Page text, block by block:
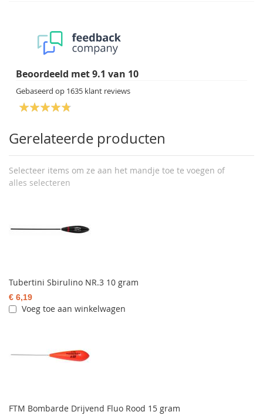
Beoordeeld met9.1 van 10
Gebaseerd op 1635 klant reviews
Gerelateerde producten
Selecteer items om ze aan het mandje toe te voegen of
alles selecteren
Tubertini Sbirulino NR.3 10 gram
€ 6,19
Voeg toe aan winkelwagen
FTM Bombarde Drijvend Fluo Rood 15 gram